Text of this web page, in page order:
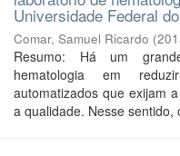
Universidade Federal
Comar, Samuel Ricardo (
Resumo: Há um
hematologia em
automatizados que exijam
a qualidade. Nesse